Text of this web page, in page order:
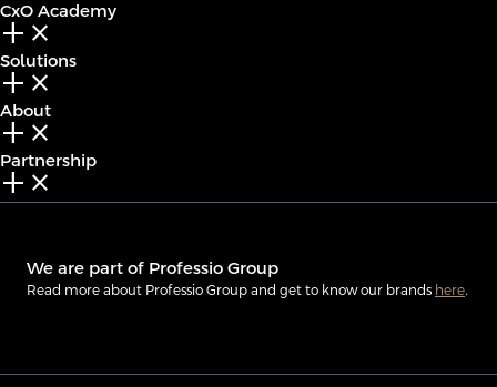
CxO Academy
add_2 close
Solutions
add_2 close
About
add_2 close
Partnership
add_2 close
We are part of Professio Group
Read more about Professio Group and get to know our brands here.